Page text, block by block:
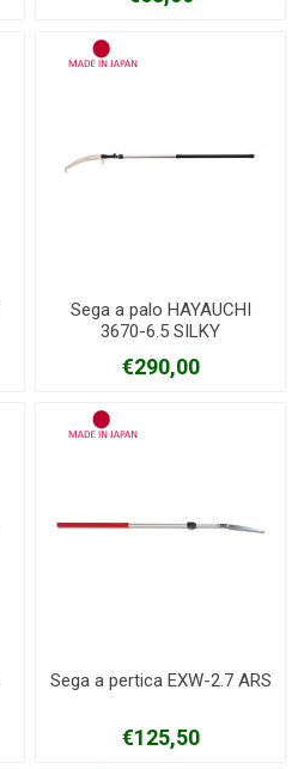
Sega a palo HAYAUCHI
3670-6.5 SILKY
€290,00
Sega a pertica EXW-2.7 ARS
€125,50